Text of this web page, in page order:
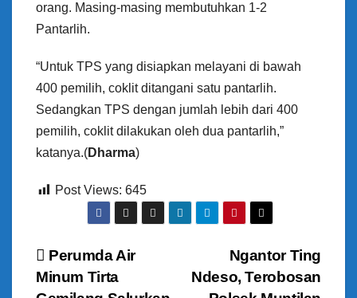
orang. Masing-masing membutuhkan 1-2
Pantarlih.
“Untuk TPS yang disiapkan melayani di bawah
400 pemilih, coklit ditangani satu pantarlih.
Sedangkan TPS dengan jumlah lebih dari 400
pemilih, coklit dilakukan oleh dua pantarlih,”
katanya.(Dharma)
Post Views: 645
N
Ngantor Ting
Ndeso, Terobosan
Perumda Air
Minum Tirta